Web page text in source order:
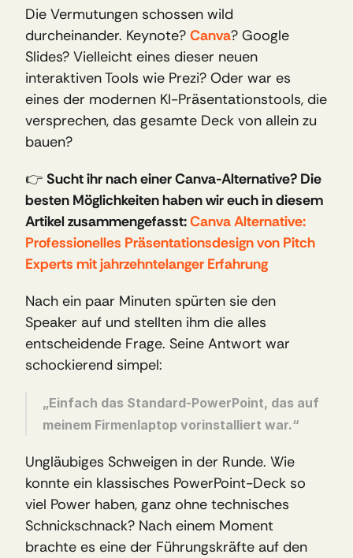
Die Vermutungen schossen wild
durcheinander. Keynote? Canva? Google
Slides? Vielleicht eines dieser neuen
interaktiven Tools wie Prezi? Oder war es
eines der modernen KI-Präsentationstools, die
versprechen, das gesamte Deck von allein zu
bauen?
👉 Sucht ihr nach einer Canva-Alternative? Die
besten Möglichkeiten haben wir euch in diesem
Artikel zusammengefasst: Canva Alternative:
Professionelles Präsentationsdesign von Pitch
Experts mit jahrzehntelanger Erfahrung
Nach ein paar Minuten spürten sie den
Speaker auf und stellten ihm die alles
entscheidende Frage. Seine Antwort war
schockierend simpel:
„Einfach das Standard-PowerPoint, das auf
meinem Firmenlaptop vorinstalliert war.“
Ungläubiges Schweigen in der Runde. Wie
konnte ein klassisches PowerPoint-Deck so
viel Power haben, ganz ohne technisches
Schnickschnack? Nach einem Moment
brachte es eine der Führungskräfte auf den